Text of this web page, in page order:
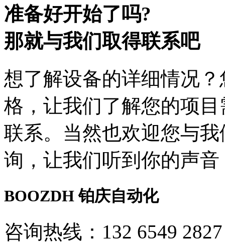
准备好开始了吗?
那就与我们取得联系吧
想了解设备的详细情况
格，让我们了解您的项
联系。当然也欢迎您与
询，让我们听到你的声音
BOOZDH铂庆自动化
咨询热线：132 6549 2827